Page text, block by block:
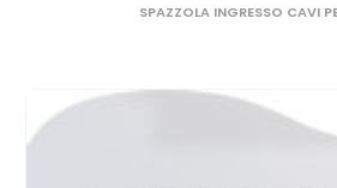
SPAZZOLA INGRESSO CAVI